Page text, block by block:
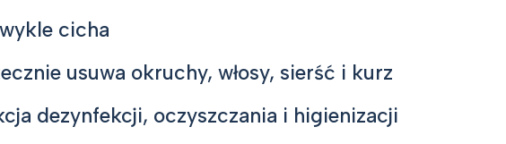
cicha
usuwa okruchy, włosy, sierść i kurz
dezynfekcji, oczyszczania i higienizacji